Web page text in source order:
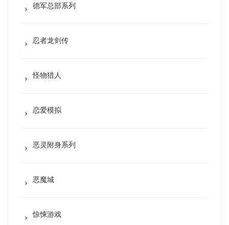
德军总部系列
忍者龙剑传
怪物猎人
恋爱模拟
恶灵附身系列
恶魔城
惊悚游戏